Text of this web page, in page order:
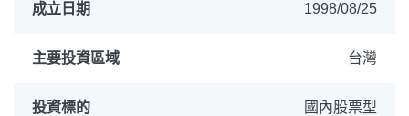
成立日期 1998/08/25
主要投資區域 台灣
投資標的 國內股票型